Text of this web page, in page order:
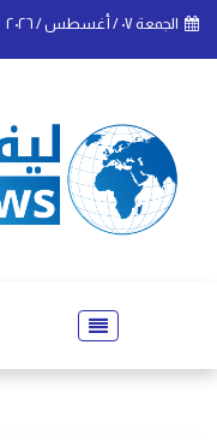
الجمعة ٠٧ / أغسطس / ٢٠٢٦